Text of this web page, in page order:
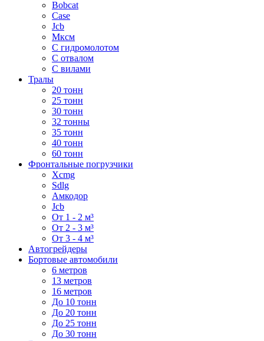
Bobcat
Case
Jcb
Мксм
С гидромолотом
С отвалом
С вилами
Тралы
20 тонн
25 тонн
30 тонн
32 тонны
35 тонн
40 тонн
60 тонн
Фронтальные погрузчики
Xcmg
Sdlg
Амкодор
Jcb
От 1 - 2 м³
От 2 - 3 м³
От 3 - 4 м³
Автогрейдеры
Бортовые автомобили
6 метров
13 метров
16 метров
До 10 тонн
До 20 тонн
До 25 тонн
До 30 тонн